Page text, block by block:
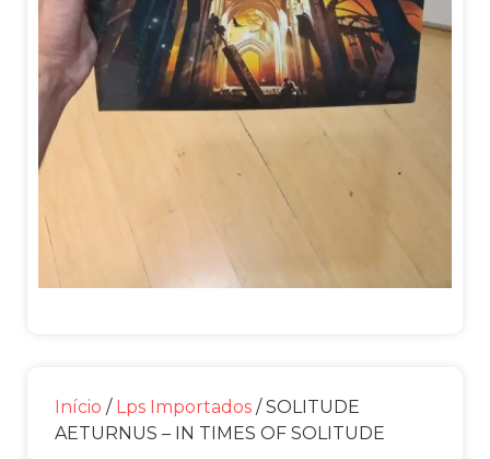
Início / Lps Importados / SOLITUDE
AETURNUS – IN TIMES OF SOLITUDE